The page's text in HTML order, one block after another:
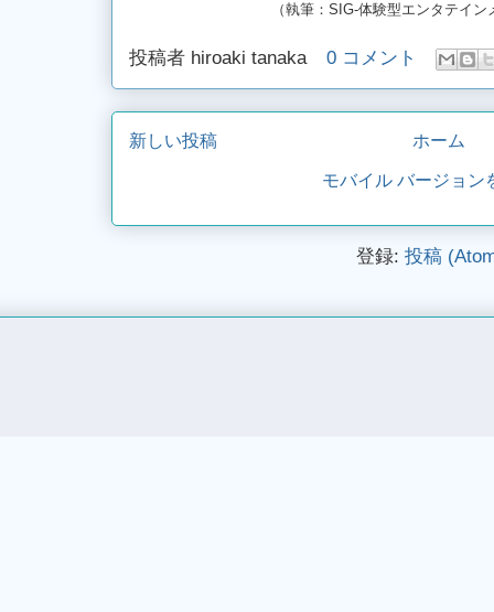
（執筆：SIG-体験型エンタテイ
投稿者 hiroaki tanaka 0 コメント
新しい投稿 ホーム
モバイル バージョン
登録: 投稿